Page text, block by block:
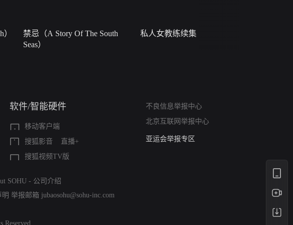
禁忌（A Story Of The South
Seas）
私人女教练续集
软件/智能硬件
移动客户端
搜狐影音
直播+
搜狐视频TV版
不良信息举报中心
北京互联网举报中心
算法推荐专项举报
亚运会举报专区
SOHU - 公司介绍
举报邮箱 jubaosohu@sohu-inc.com